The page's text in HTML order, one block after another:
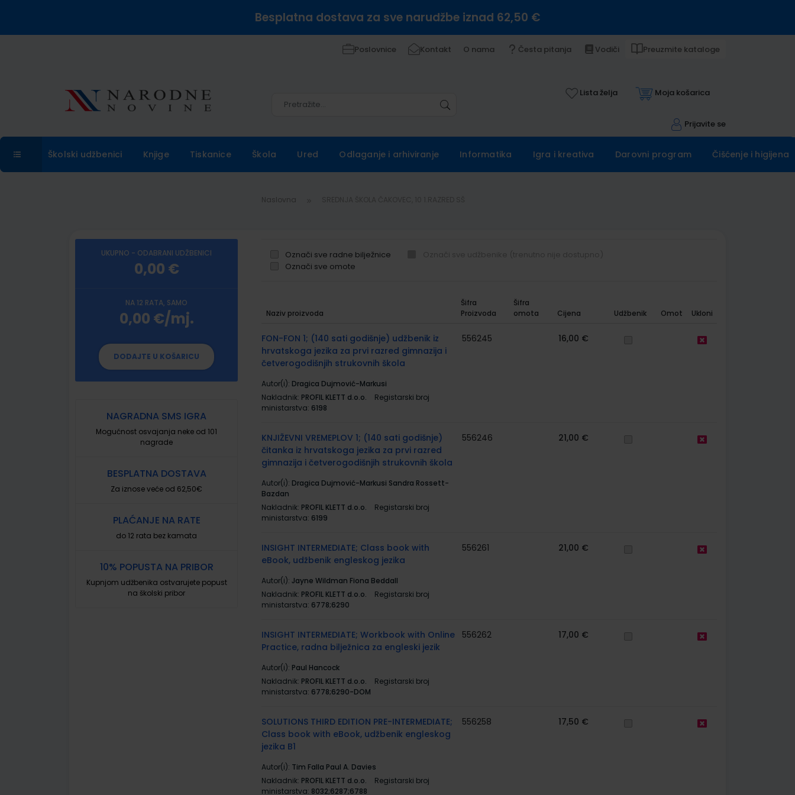
Besplatna dostava za sve narudžbe iznad 62,50 €
Poslovnice Kontakt O nama Česta pitanja Vodiči Preuzmite kataloge
Lista želja Moja košarica
Prijavite se
Školski udžbenici Knjige Tiskanice Škola Ured Odlaganje i arhiviranje Informatika Igra i kreativa Darovni program Čišćenje i higijena
Naslovna
UKUPNO - ODABRANI UDŽBENICI
0,00 €
NA 12 RATA, SAMO
0,00 €/mj.
DODAJTE U KOŠARICU
NAGRADNA SMS IGRA
Mogućnost osvajanja neke od 101
nagrade
BESPLATNA DOSTAVA
Za iznose veće od 62,50€
PLAĆANJE NA RATE
do 12 rata bez kamata
10% POPUSTA NA PRIBOR
Kupnjom udžbenika ostvarujete popust
na školski pribor
Označi sve radne bilježnice
Označi sve omote
proizvodi
Naziv proizvoda
Šifra
Proizvoda
Šifra
omota
Cijena Udžbenik Omot Ukloni
FON-FON 1; (140 sati godišnje) udžbenik iz
hrvatskoga jezika za prvi razred gimnazija i
četverogodišnjih strukovnih škola
Autor(i): Dragica Dujmović-Markusi
Nakladnik: PROFIL KLETT d.o.o.
Registarski broj
ministarstva: 6198
556245 16,00 €
KNJIŽEVNI VREMEPLOV 1; (140 sati godišnje)
čitanka iz hrvatskoga jezika za prvi razred
gimnazija i četverogodišnjih strukovnih škola
Autor(i): Dragica Dujmović-Markusi Sandra Rossett-
Bazdan
Nakladnik: PROFIL KLETT d.o.o.
Registarski broj
ministarstva: 6199
556246 21,00 €
INSIGHT INTERMEDIATE; Class book with
eBook, udžbenik engleskog jezika
Autor(i): Jayne Wildman Fiona Beddall
Nakladnik: PROFIL KLETT d.o.o.
Registarski broj
ministarstva: 6778;6290
556261 21,00 €
INSIGHT INTERMEDIATE; Workbook with Online
Practice, radna bilježnica za engleski jezik
Autor(i): Paul Hancock
Nakladnik: PROFIL KLETT d.o.o.
Registarski broj
ministarstva: 6778;6290-DOM
556262 17,00 €
SOLUTIONS THIRD EDITION PRE-INTERMEDIATE;
Class book with eBook, udžbenik engleskog
jezika B1
Autor(i): Tim Falla Paul A. Davies
Nakladnik: PROFIL KLETT d.o.o.
Registarski broj
ministarstva: 8032;6287;6788
556258 17,50 €